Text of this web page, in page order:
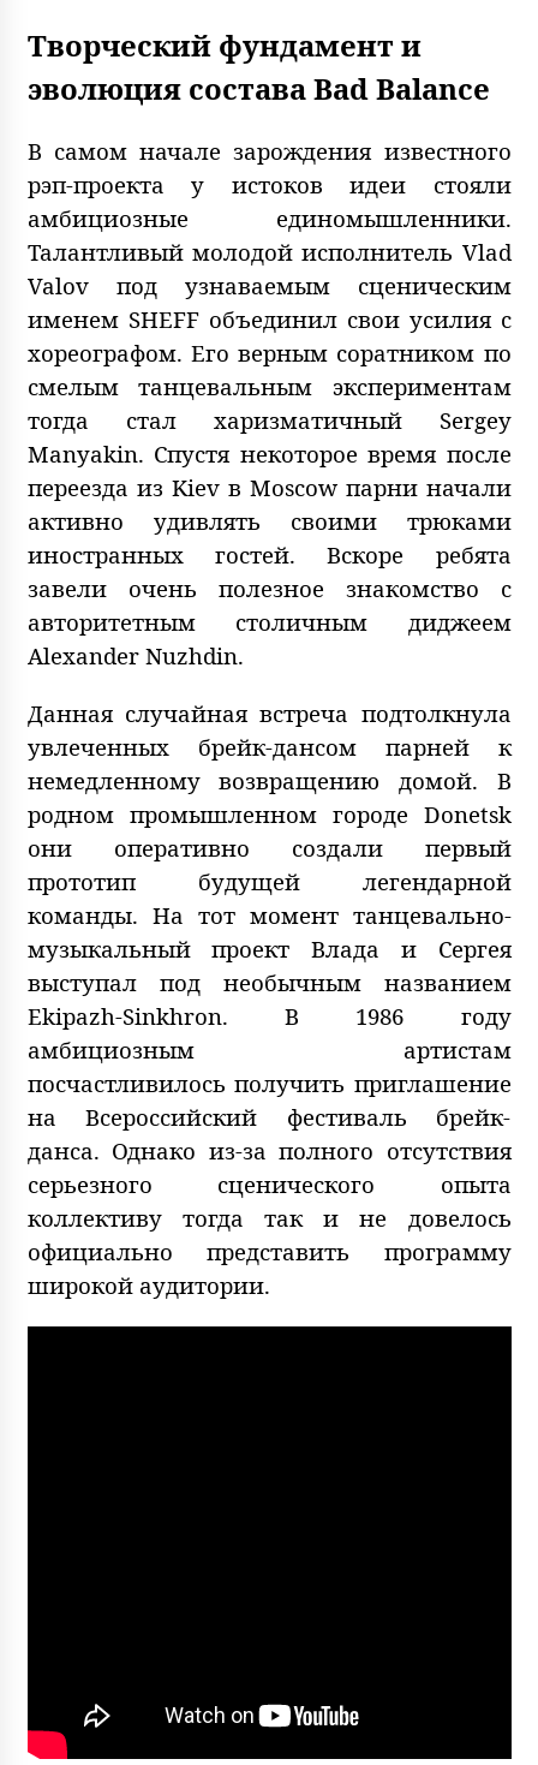
Творческий фундамент и
эволюция состава Bad Balance
В самом начале зарождения известного
рэп-проекта у истоков идеи стояли
амбициозные единомышленники.
Талантливый молодой исполнитель Vlad
Valov под узнаваемым сценическим
именем SHEFF объединил свои усилия с
хореографом. Его верным соратником по
смелым танцевальным экспериментам
тогда стал харизматичный Sergey
Manyakin. Спустя некоторое время после
переезда из Kiev в Moscow парни начали
активно удивлять своими трюками
иностранных гостей. Вскоре ребята
завели очень полезное знакомство с
авторитетным столичным диджеем
Alexander Nuzhdin.
Данная случайная встреча подтолкнула
увлеченных брейк-дансом парней к
немедленному возвращению домой. В
родном промышленном городе Donetsk
они оперативно создали первый
прототип будущей легендарной
команды. На тот момент танцевально-
музыкальный проект Влада и Сергея
выступал под необычным названием
Ekipazh-Sinkhron. В 1986 году
амбициозным артистам
посчастливилось получить приглашение
на Всероссийский фестиваль брейк-
данса. Однако из-за полного отсутствия
серьезного сценического опыта
коллективу тогда так и не довелось
официально представить программу
широкой аудитории.